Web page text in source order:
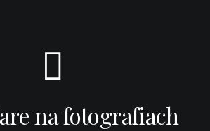
na fotografiach